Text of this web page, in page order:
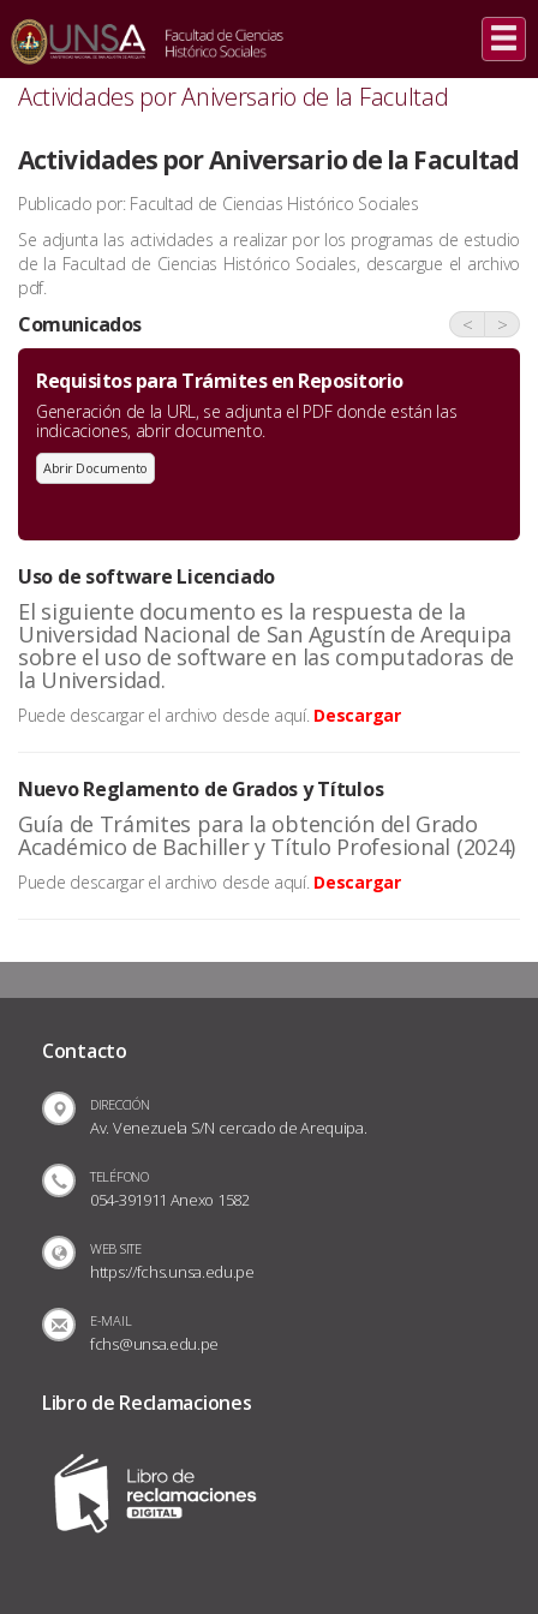
INICIO COMUNICADOS / ACTIVIDADES POR ANIVERSARIO DE LA FACULTAD
Actividades por Aniversario de la Facultad
Actividades por Aniversario de la Facultad
Publicado por: Facultad de Ciencias Histórico Sociales
Se adjunta las actividades a realizar por los programas de estudio
de la Facultad de Ciencias Histórico Sociales, descargue el archivo
pdf.
Comunicados < >
Requisitos para Trámites en Repositorio
Generación de la URL, se adjunta el PDF donde están las
indicaciones, abrir documento.
Abrir Documento
Uso de software Licenciado
El siguiente documento es la respuesta de la
Universidad Nacional de San Agustín de Arequipa
sobre el uso de software en las computadoras de
la Universidad.
Puede descargar el archivo desde aquí. Descargar
Nuevo Reglamento de Grados y Títulos
Guía de Trámites para la obtención del Grado
Académico de Bachiller y Título Profesional (2024)
Puede descargar el archivo desde aquí. Descargar
Contacto
DIRECCIÓN
Av. Venezuela S/N cercado de Arequipa.
TELÉFONO
054-391911 Anexo 1582
WEB SITE
https://fchs.unsa.edu.pe
E-MAIL
fchs@unsa.edu.pe
Libro de Reclamaciones